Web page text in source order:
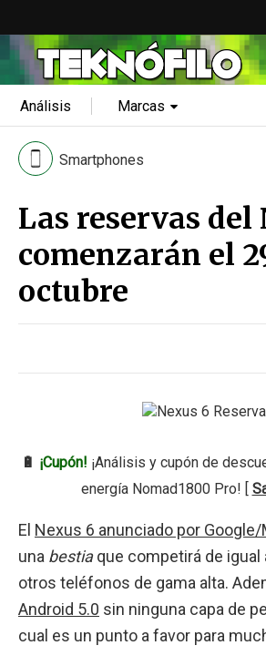
Análisis Marcas
Smartphones
Las reservas del
comenzarán el
octubre
🔋 ¡Cupón! ¡Análisis y cupón de
energía Nomad1800 Pro! [
El Nexus 6 anunciado por
una bestiaque competirá de igual
otros teléfonos de gama alta.
Android 5.0 sin ninguna capa de
cual es un punto a favor para